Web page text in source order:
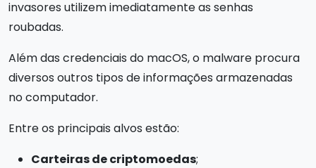
invasores utilizem imediatamente as senhas
roubadas.
Além das credenciais do macOS, o malware procura
diversos outros tipos de informações armazenadas
no computador.
Entre os principais alvos estão:
Carteiras de criptomoedas;